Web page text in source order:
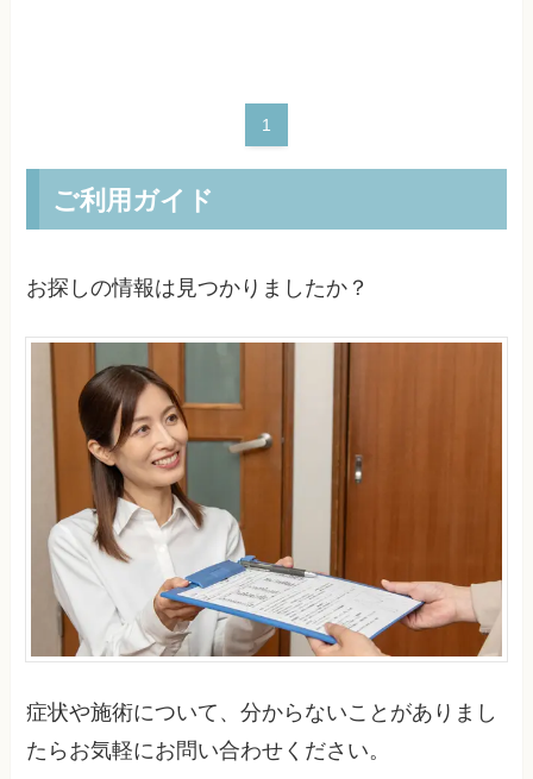
1
ご利用ガイド
お探しの情報は見つかりましたか？
症状や施術について、分からないことがありまし
たらお気軽にお問い合わせください。